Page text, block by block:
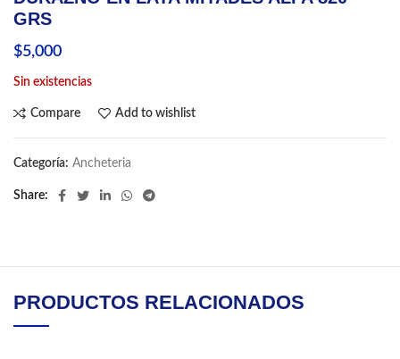
GRS
$5,000
Sin existencias
Compare Add to wishlist
Categoría: Ancheteria
Share
PRODUCTOS RELACIONADOS